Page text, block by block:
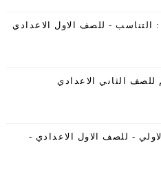
للصف الثاني الاعدادي
- للصف الاول الاعدادي -